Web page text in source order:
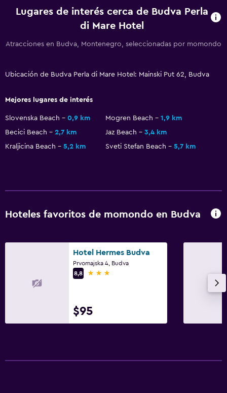
Cafetería
Salud y seguridad
Limpieza diaria
Botiquín de primeros auxilios
Estacionamiento privado
Sistema de entretenimiento
TV por cable o vía satélite
Accesibilidad y adecuación
Lugares de interés cerca de Budva Perla
di Mare Hotel
Atracciones en Budva, Montenegro, seleccionadas por momondo
Ubicación de Budva Perla di Mare Hotel: Mainski Put 62, Budva
Mejores lugares de interés
Slovenska Beach 0,9 km Mogren Beach
1,9 km
Becici Beach
2,7 km Jaz Beach
3,4 km
Kraljicina Beach
5,2 km Sveti Stefan Beach 5,7 km
Hoteles favoritos de momondo en Budva
Hotel Hermes Budva
Prvomajska 4, Budva
8,8
3 estrellas
$95